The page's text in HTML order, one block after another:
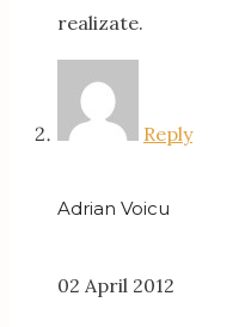
realizate.
Reply
Adrian Voicu
02 April 2012